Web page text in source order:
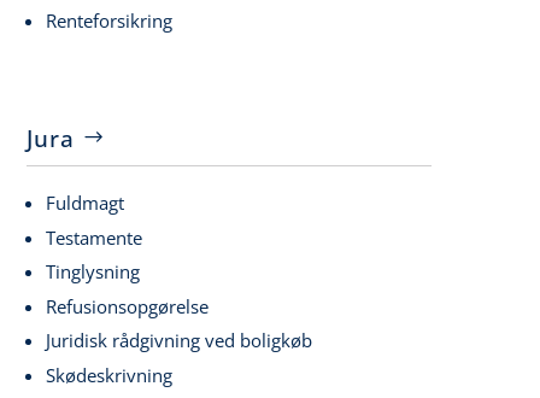
Renteforsikring
Jura
Fuldmagt
Testamente
Tinglysning
Refusionsopgørelse
Juridisk rådgivning ved boligkøb
Skødeskrivning